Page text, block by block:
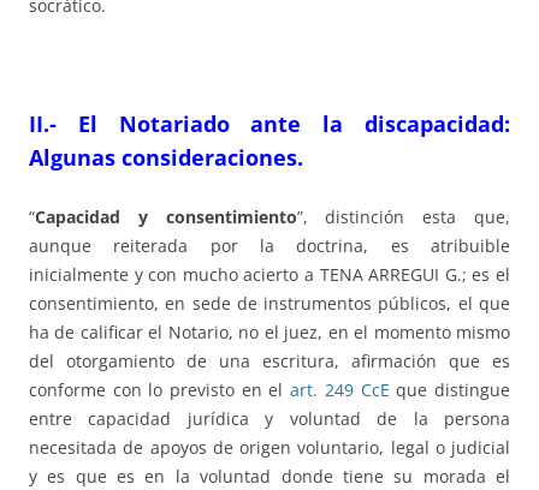
socrático.
II.- El Notariado ante la discapacidad:
Algunas consideraciones.
“Capacidad y consentimiento”, distinción esta que,
aunque reiterada por la doctrina, es atribuible
inicialmente y con mucho acierto a TENA ARREGUI G.; es el
consentimiento, en sede de instrumentos públicos, el que
ha de calificar el Notario, no el juez, en el momento mismo
del otorgamiento de una escritura, afirmación que es
conforme con lo previsto en elart. 249 CcE que distingue
entre capacidad jurídica y voluntad de la persona
necesitada de apoyos de origen voluntario, legal o judicial
y es que es en la voluntad donde tiene su morada el